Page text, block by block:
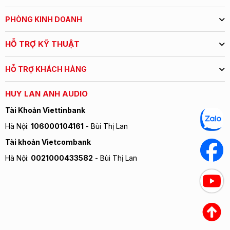
The Enigma VeyronPre-Amplifier
is based on the
modular Enigma Veyron Audio Rack, which can be
stacked upon each other with a maximum of three
levels in total. This restriction is required to limit the
weight on the Diamond stands of the audio rack. The
bottom level has a slight different dimension, because of
PHÒNG KINH DOANH
HỖ TRỢ KỸ THUẬT
HỖ TRỢ KHÁCH HÀNG
HUY LAN ANH AUDIO
Tài Khoản Viettinbank
Hà Nội: 106000104161 - Bùi Thị Lan
Tài khoản Vietcombank
Hà Nội: 0021000433582 - Bùi Thị Lan